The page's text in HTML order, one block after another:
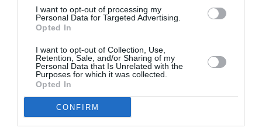
I want to opt-out of processing my
Personal Data for Targeted Advertising.
Opted In
I want to opt-out of Collection, Use,
Retention, Sale, and/or Sharing of my
Personal Data that Is Unrelated with the
Purposes for which it was collected.
Opted In
CONFIRM
O «Οιδίποδας» του
Ρόμπερτ Άικ ξανά
στη Στέγη – Με τους
Νίκο Κουρή & Μαρία
Κεχαγιόγλου
Θεοδώρα,
Θεόδωρου Στάθη